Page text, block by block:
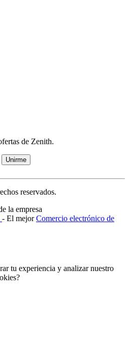
de Zenith.
Unirme
reservados.
la empresa
- El mejorComercio electrónico de
tu experiencia y analizar nuestro